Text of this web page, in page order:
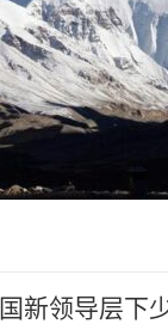
新领导层下